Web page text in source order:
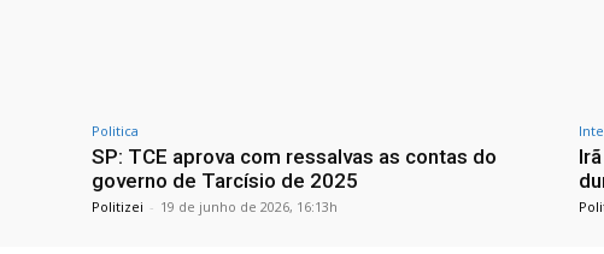
Politica
SP: TCE aprova com ressalvas as contas do
governo de Tarcísio de 2025
Politizei - 19 de junho de 2026, 16:13h